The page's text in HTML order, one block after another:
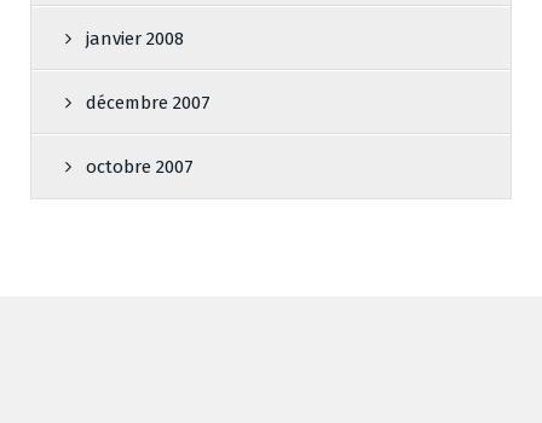
janvier 2008
décembre 2007
octobre 2007